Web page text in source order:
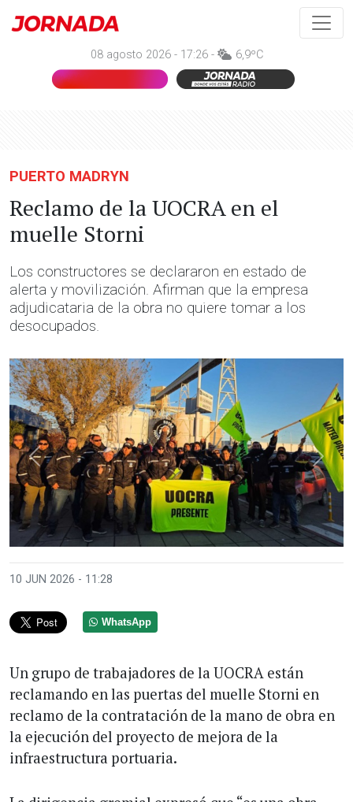
08 agosto 2026 - 17:26 - 6,9ºC
PUERTO MADRYN
Reclamo de la UOCRA en el
muelle Storni
Los constructores se declararon en estado de
alerta y movilización. Afirman que la empresa
adjudicataria de la obra no quiere tomar a los
desocupados.
Anterior
10 JUN 2026 - 11:28
WhatsApp
Un grupo de trabajadores de la UOCRA están
reclamando en las puertas del muelle Storni en
reclamo de la contratación de la mano de obra en
la ejecución del proyecto de mejora de la
infraestructura portuaria.